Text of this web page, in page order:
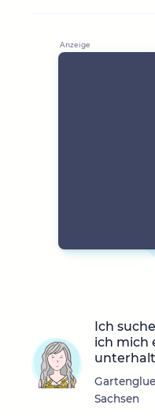
Ich
ich mich
Sachsen